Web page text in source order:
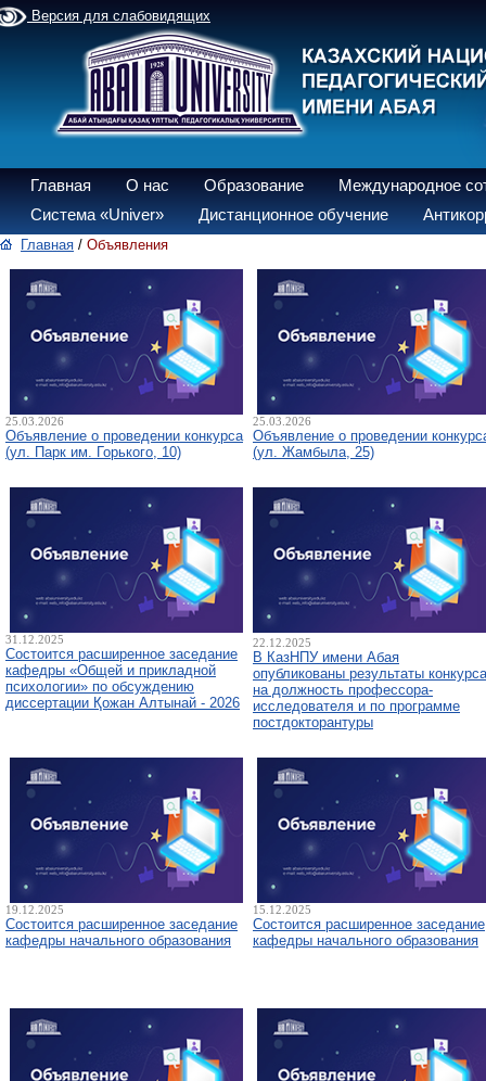
Версия для слабовидящих
Главная О нас Образование
Международное
Система «Univer»
Дистанционное обучение
Главная / Объявления
25.03.2026
Объявление о проведении конкурса
(ул. Парк им. Горького, 10)
25.03.2026
Объявление о проведении
(ул. Жамбыла, 25)
31.12.2025
Состоится расширенное заседание
кафедры «Общей и прикладной
психологии» по обсуждению
диссертации Қожан Алтынай - 2026
22.12.2025
В КазНПУ имени Абая
опубликованы результаты конкурса
на должность профессора-
исследователя и по программе
постдокторантуры
19.12.2025
Состоится расширенное заседание
кафедры начального образования
15.12.2025
Состоится расширенное заседание
кафедры начального образования